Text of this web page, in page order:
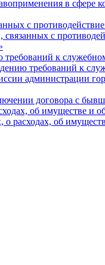
в сфере
с
с
к
требований к
администрации
договора с
об имуществе и
о расходах, об